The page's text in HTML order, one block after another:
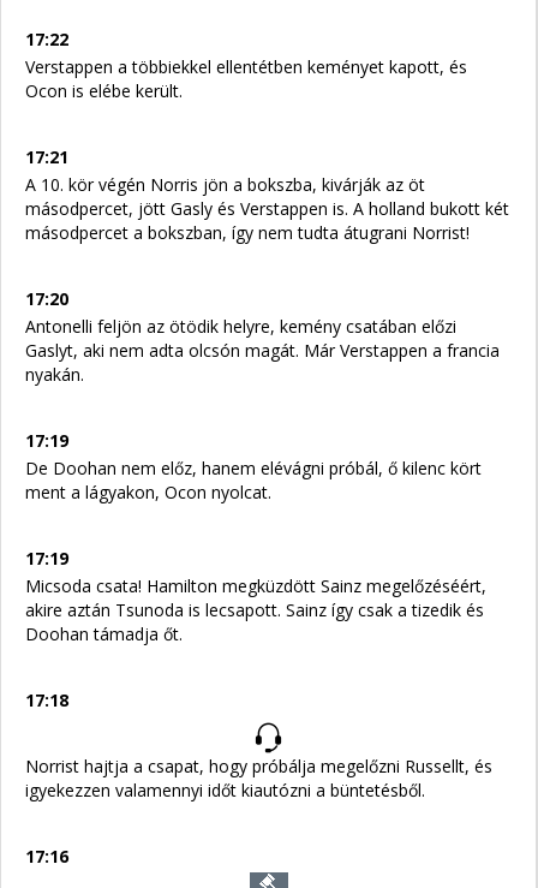
17:22
Verstappen a többiekkel ellentétben keményet kapott, és
Ocon is elébe került.
17:21
A 10. kör végén Norris jön a bokszba, kivárják az öt
másodpercet, jött Gasly és Verstappen is. A holland bukott két
másodpercet a bokszban, így nem tudta átugrani Norrist!
17:20
Antonelli feljön az ötödik helyre, kemény csatában előzi
Gaslyt, aki nem adta olcsón magát. Már Verstappen a francia
nyakán.
17:19
De Doohan nem előz, hanem elévágni próbál, ő kilenc kört
ment a lágyakon, Ocon nyolcat.
17:19
Micsoda csata! Hamilton megküzdött Sainz megelőzéséért,
akire aztán Tsunoda is lecsapott. Sainz így csak a tizedik és
Doohan támadja őt.
17:18
Norrist hajtja a csapat, hogy próbálja megelőzni Russellt, és
igyekezzen valamennyi időt kiautózni a büntetésből.
17:16